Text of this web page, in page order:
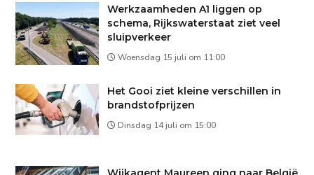
Werkzaamheden A1 liggen op
schema, Rijkswaterstaat ziet veel
sluipverkeer
Woensdag 15 juli om 11:00
Het Gooi ziet kleine verschillen in
brandstofprijzen
Dinsdag 14 juli om 15:00